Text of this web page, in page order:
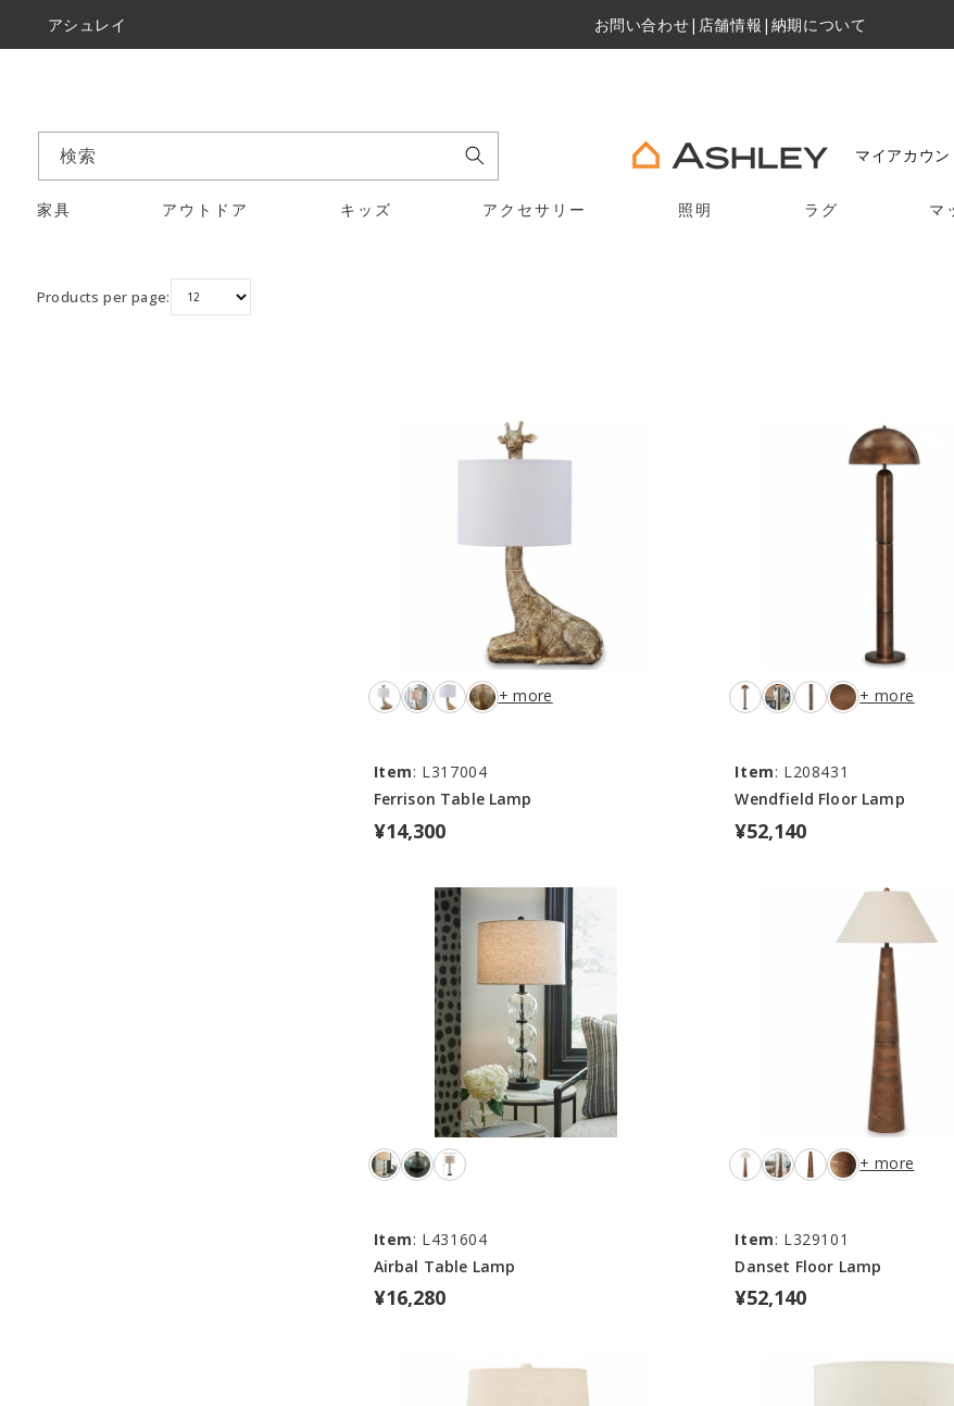
アシュレイ お問い合わせ| 店舗情報 | 納期について
検索 マイアカウン
家具 アウトドア キッズ アクセサリー 照明 ラグ マ
Products per page:
+ more
Item: L317004
Ferrison Table Lamp
¥14,300
+ more
Item: L208431
Wendfield Floor Lamp
¥52,140
Item: L431604
Airbal Table Lamp
¥16,280
+ more
Item: L329101
Danset Floor Lamp
¥52,140